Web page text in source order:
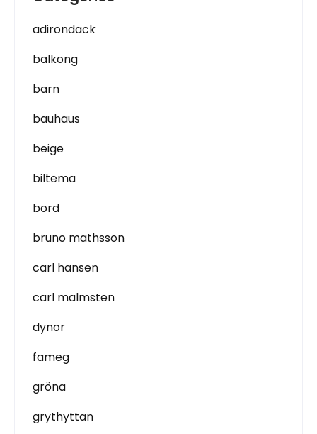
adirondack
balkong
barn
bauhaus
beige
biltema
bord
bruno mathsson
carl hansen
carl malmsten
dynor
fameg
gröna
grythyttan